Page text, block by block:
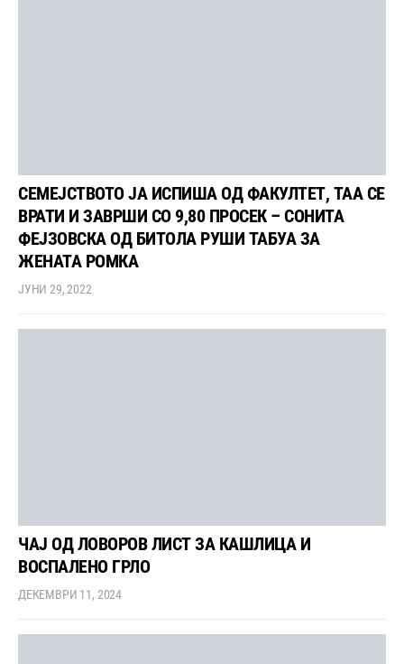
СЕМЕЈСТВОТО ЈА ИСПИША ОД ФАКУЛТЕТ, ТАА СЕ
ВРАТИ И ЗАВРШИ СО 9,80 ПРОСЕК – СОНИТА
ФЕЈЗОВСКА ОД БИТОЛА РУШИ ТАБУА ЗА
ЖЕНАТА РОМКА
ЈУНИ 29, 2022
ЧАЈ ОД ЛОВОРОВ ЛИСТ ЗА КАШЛИЦА И
ВОСПАЛЕНО ГРЛО
ДЕКЕМВРИ 11, 2024